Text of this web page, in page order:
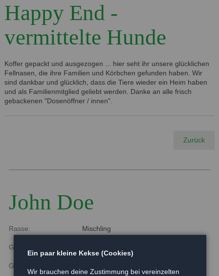
Happy End -
vermittelte Hunde
Koffer gepackt und ausgezogen ... hier seht ihr unsere glücklichen
Fellnasen, die ihre Familien und Körbchen gefunden haben. Wir
sind dankbar und glücklich, dass die Tiere wieder ein Heim haben
und als Familienmitglied geliebt werden. Danke an alle frisch
gebackenen "Dosenöffner / innen".
Zurück
John Doe
Rasse: Mischling
Geboren:
Größe:
Ein paar kleine Kekse (Cookies)
Wir brauchen deine Zustimmung bei vereinzelten